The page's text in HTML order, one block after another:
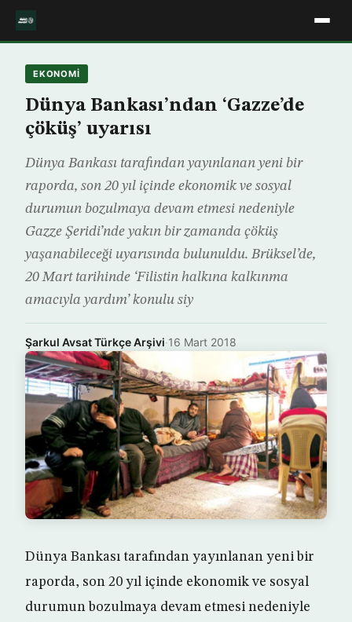
EKONOMİ
Dünya Bankası’ndan ‘Gazze’de
çöküş’ uyarısı
Dünya Bankası tarafından yayınlanan yeni bir
raporda, son 20 yıl içinde ekonomik ve sosyal
durumun bozulmaya devam etmesi nedeniyle
Gazze Şeridi’nde yakın bir zamanda çöküş
yaşanabileceği uyarısında bulunuldu. Brüksel’de,
20 Mart tarihinde ‘Filistin halkına kalkınma
amacıyla yardım’ konulu siy
Şarkul Avsat Türkçe Arşivi·16 Mart 2018
Dünya Bankası tarafından yayınlanan yeni bir
raporda, son 20 yıl içinde ekonomik ve sosyal
durumun bozulmaya devam etmesi nedeniyle